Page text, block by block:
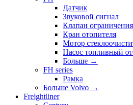
Датчик
Звуковой сигнал
Клапан
Кран отопителя
Мотор
Насос топливный
Больше →
FH series
Рамка
Больше Volvo →
Freightliner